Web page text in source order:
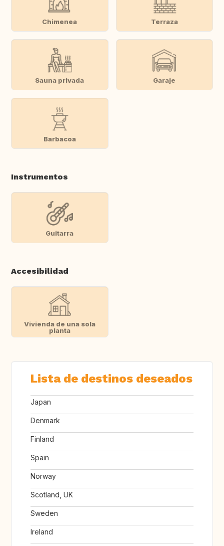
Chimenea Terraza
Sauna privada Garaje
Barbacoa
Instrumentos
Guitarra
Accesibilidad
Vivienda de una sola
planta
Lista de destinos deseados
Japan
Denmark
Finland
Spain
Norway
Scotland, UK
Sweden
Ireland